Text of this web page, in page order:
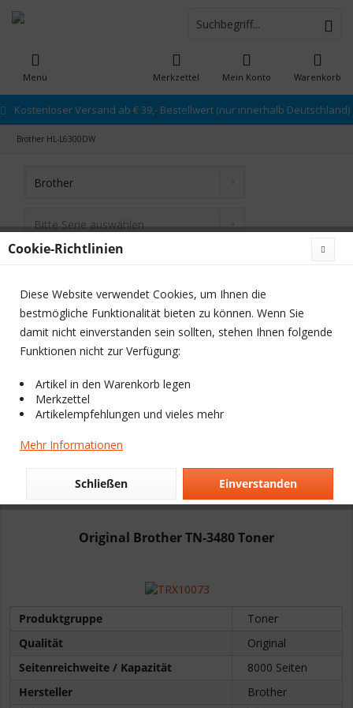
Kostenloser Versand ab € 39,- Bestellwert (nur innerhalb Deutschland)
Warenkorb
Merkzettel Mein Konto
Menü
Brother HL-L6300DW
Filtern
Original Brother TN-3480 Toner
Produktgruppe
Toner
Qualität
Original
Seitenreichweite / Kapazität
8000 Seiten
Hersteller
Brother
Cookie-Richtlinien
Diese Website verwendet Cookies, um Ihnen die
bestmögliche Funktionalität bieten zu können. Wenn Sie
damit nicht einverstanden sein sollten, stehen Ihnen folgende
Funktionen nicht zur Verfügung:
Artikel in den Warenkorb legen
Merkzettel
Artikelempfehlungen und vieles mehr
Mehr Informationen
Einverstanden
Schließen